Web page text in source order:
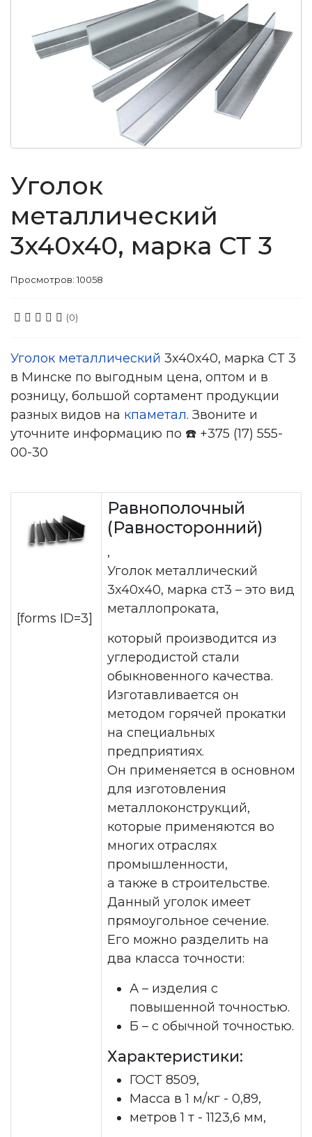
Уголок
металлический
3x40x40, марка СТ 3
Просмотров: 10058
(0)
Уголок металлический 3x40x40, марка СТ 3
в Минске по выгодным цена, оптом и в
розницу, большой сортамент продукции
разных видов на кпаметал. Звоните и
уточните информацию по ☎️ +375 (17) 555-
00-30
[forms ID=3]
Равнополочный
(Равносторонний)
,
Уголок металлический
3x40x40, марка ст3 – это вид
металлопроката,
который производится из
углеродистой стали
обыкновенного качества.
Изготавливается он
методом горячей прокатки
на специальных
предприятиях.
Он применяется в основном
для изготовления
металлоконструкций,
которые применяются во
многих отраслях
промышленности,
а также в строительстве.
Данный уголок имеет
прямоугольное сечение.
Его можно разделить на
два класса точности:
А – изделия с
повышенной точностью.
Б – с обычной точностью.
Характеристики:
ГОСТ 8509,
Масса в 1 м/кг - 0,89,
метров 1 т - 1123,6 мм,